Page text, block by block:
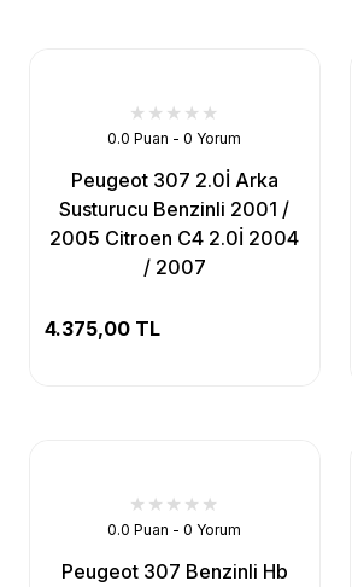
0.0 Puan - 0 Yorum
Peugeot 307 2.0İ Arka
Susturucu Benzinli 2001 /
2005 Citroen C4 2.0İ 2004
/ 2007
4.375,00 TL
0.0 Puan - 0 Yorum
Peugeot 307 Benzinli Hb